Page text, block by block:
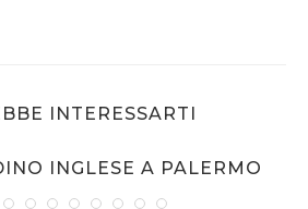
INTERESSARTI
INGLESE A PALERMO